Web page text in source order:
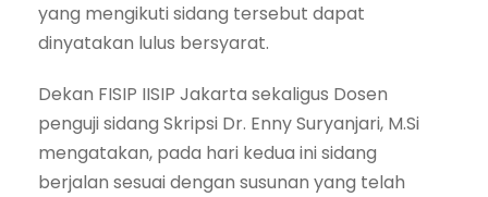
yang mengikuti sidang tersebut dapat
dinyatakan lulus bersyarat.
Dekan FISIP IISIP Jakarta sekaligus Dosen
penguji sidang Skripsi Dr. Enny Suryanjari, M.Si
mengatakan, pada hari kedua ini sidang
berjalan sesuai dengan susunan yang telah